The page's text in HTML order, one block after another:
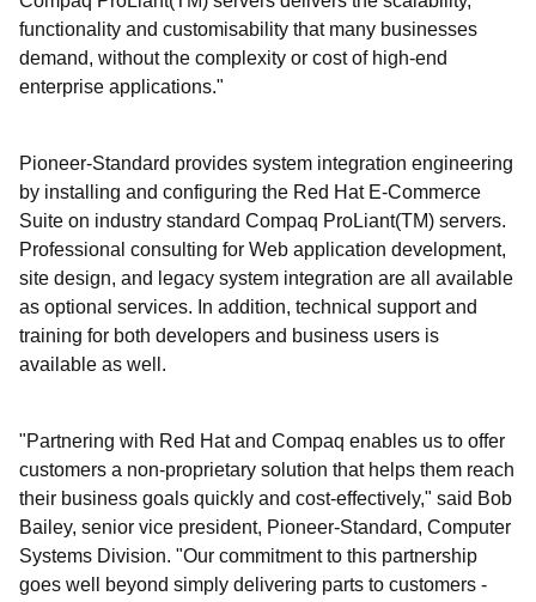
functionality and customisability that many businesses
demand, without the complexity or cost of high-end
enterprise applications."
Pioneer-Standard provides system integration engineering
by installing and configuring the Red Hat E-Commerce
Suite on industry standard Compaq ProLiant(TM) servers.
Professional consulting for Web application development,
site design, and legacy system integration are all available
as optional services. In addition, technical support and
training for both developers and business users is
available as well.
"Partnering with Red Hat and Compaq enables us to offer
customers a non-proprietary solution that helps them reach
their business goals quickly and cost-effectively," said Bob
Bailey, senior vice president, Pioneer-Standard, Computer
Systems Division. "Our commitment to this partnership
goes well beyond simply delivering parts to customers -